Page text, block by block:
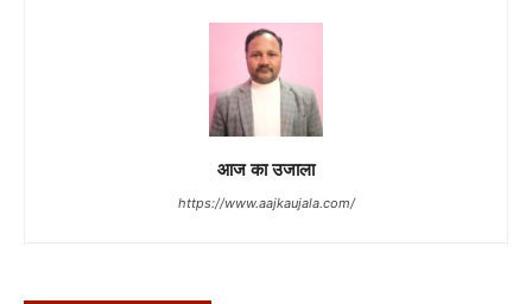
आज का उजाला
https://www.aajkaujala.com/